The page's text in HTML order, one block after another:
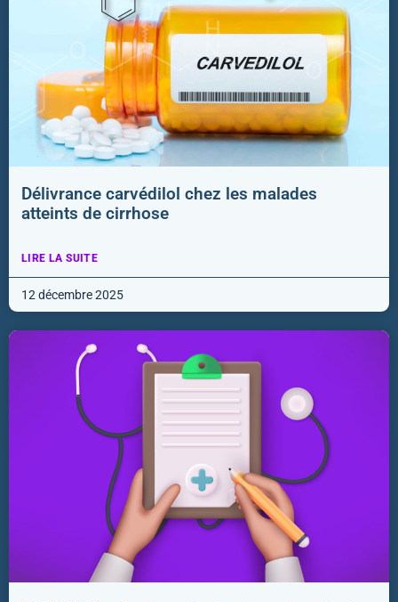
Délivrance carvédilol chez les malades
atteints de cirrhose
LIRE LA SUITE
12 décembre 2025